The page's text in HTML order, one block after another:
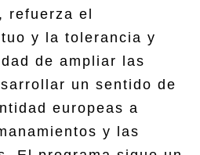
refuerza el
y la tolerancia y
de ampliar las
un sentido de
europeas a
y las